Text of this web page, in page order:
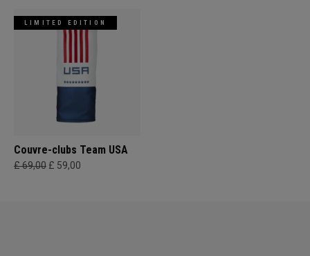
LIMITED EDITION
Couvre-clubs Team USA
£ 69,00 £ 59,00